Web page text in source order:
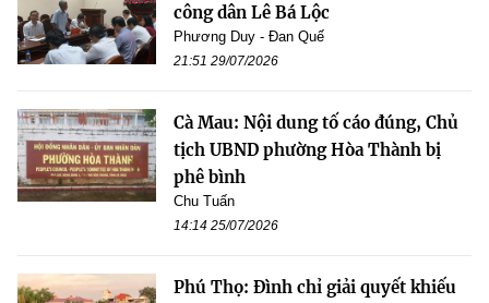
công dân Lê Bá Lộc
Phương Duy - Đan Quế
21:51 29/07/2026
Cà Mau: Nội dung tố cáo đúng, Chủ
tịch UBND phường Hòa Thành bị
phê bình
Chu Tuấn
14:14 25/07/2026
Phú Thọ: Đình chỉ giải quyết khiếu